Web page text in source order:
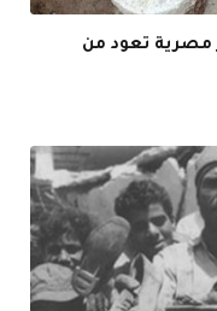
مصرية تعود من